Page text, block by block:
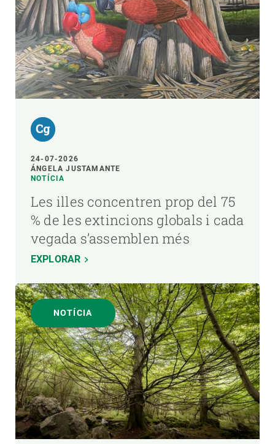
24-07-2026
ÁNGELA JUSTAMANTE
NOTÍCIA
Les illes concentren prop del 75
% de les extincions globals i cada
vegada s’assemblen més
EXPLORAR
NOTÍCIA